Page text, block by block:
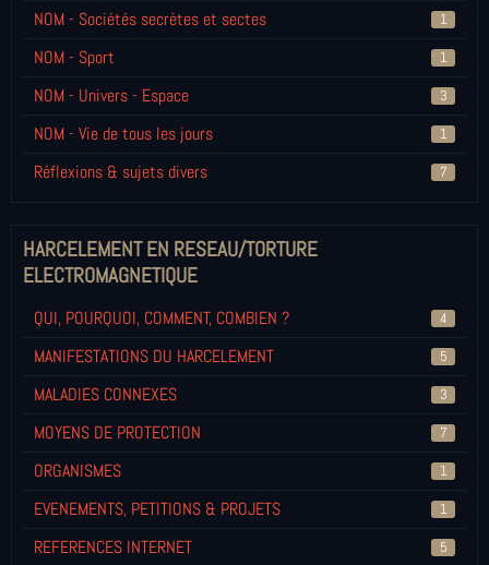
NOM - Sociétés secrètes et sectes 1
NOM - Sport 1
NOM - Univers - Espace 3
NOM - Vie de tous les jours 1
Réflexions & sujets divers 7
HARCELEMENT EN RESEAU/TORTURE
ELECTROMAGNETIQUE
QUI, POURQUOI, COMMENT, COMBIEN ? 4
MANIFESTATIONS DU HARCELEMENT 5
MALADIES CONNEXES 3
MOYENS DE PROTECTION 7
ORGANISMES 1
EVENEMENTS, PETITIONS & PROJETS 1
REFERENCES INTERNET 5